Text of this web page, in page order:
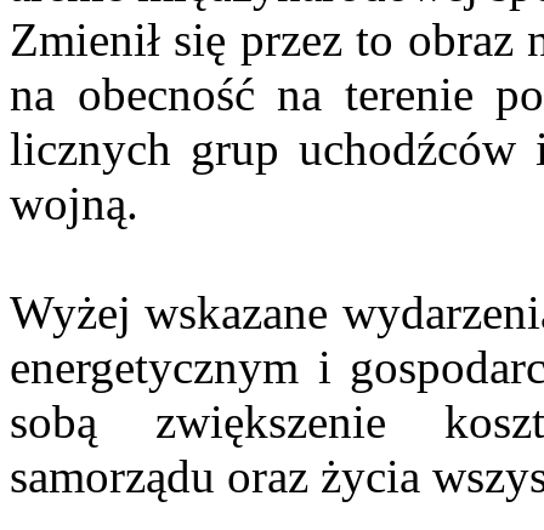
Zmienił się przez to obraz
na obecność na terenie
licznych grup uchodźców
wojną.
Wyżej wskazane
energetycznym i
sobą zwiększenie
samorządu oraz życia